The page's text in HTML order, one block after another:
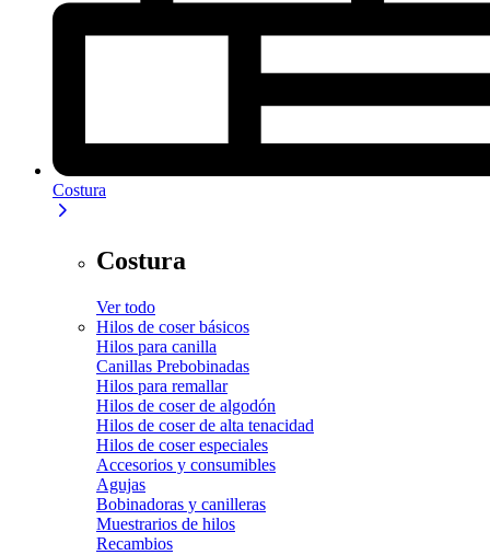
Costura
Costura
Ver todo
Hilos de coser básicos
Hilos para canilla
Canillas Prebobinadas
Hilos para remallar
Hilos de coser de algodón
Hilos de coser de alta tenacidad
Hilos de coser especiales
Accesorios y consumibles
Agujas
Bobinadoras y canilleras
Muestrarios de hilos
Recambios